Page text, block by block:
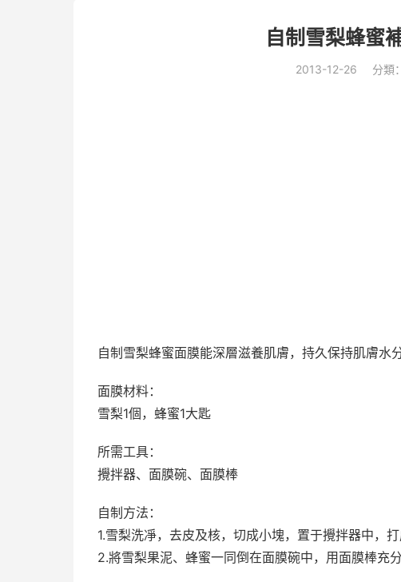
自制雪梨蜂蜜
2013-12-26 分類：
自制雪梨蜂蜜面膜能深層滋養肌膚，持久保持肌膚水
面膜材料：
雪梨1個，蜂蜜1大匙
所需工具：
攪拌器、面膜碗、面膜棒
自制方法：
1.雪梨洗凈，去皮及核，切成小塊，置于攪拌器中，打
2.將雪梨果泥、蜂蜜一同倒在面膜碗中，用面膜棒充